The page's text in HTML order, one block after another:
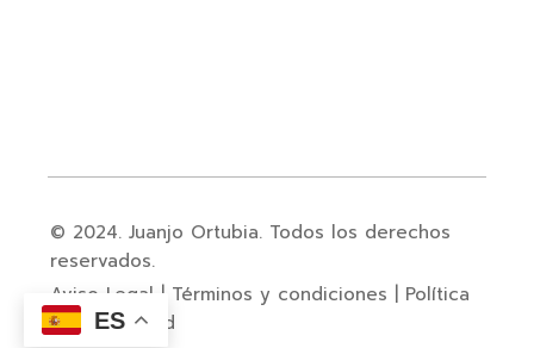
© 2024. Juanjo Ortubia. Todos los derechos
reservados.
Aviso Legal | Términos y condiciones
Política
de privacidad
ES